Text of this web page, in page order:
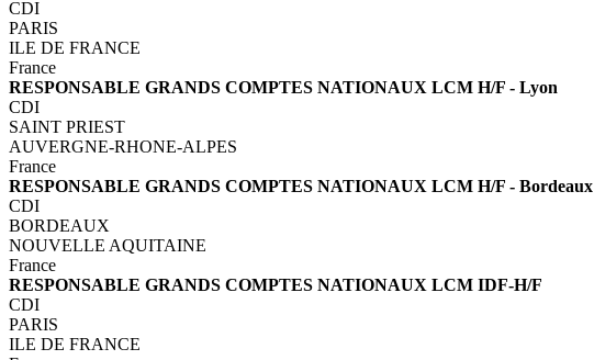
CDI
PARIS
ILE DE FRANCE
France
RESPONSABLE GRANDS COMPTES NATIONAUX LCM H/F - Lyon
CDI
SAINT PRIEST
AUVERGNE-RHONE-ALPES
France
RESPONSABLE GRANDS COMPTES NATIONAUX LCM H/F - Bordeaux
CDI
BORDEAUX
NOUVELLE AQUITAINE
France
RESPONSABLE GRANDS COMPTES NATIONAUX LCM IDF-H/F
CDI
PARIS
ILE DE FRANCE